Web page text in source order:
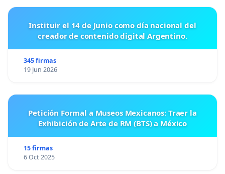
Instituir el 14 de Junio como día nacional del
creador de contenido digital Argentino.
345 firmas
19 Jun 2026
Petición Formal a Museos Mexicanos: Traer la
Exhibición de Arte de RM (BTS) a México
15 firmas
6 Oct 2025